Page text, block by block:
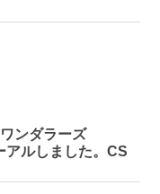
ンダラーズ
アルしました。CS